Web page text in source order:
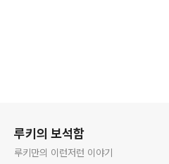
루키의 보석함
루키만의 이런저런 이야기